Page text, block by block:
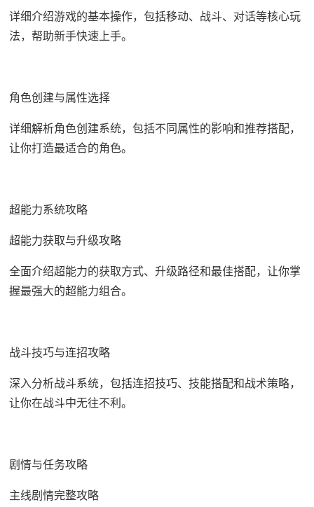
详细介绍游戏的基本操作，包括移动、战斗、对话等核心玩
法，帮助新手快速上手。
角色创建与属性选择
详细解析角色创建系统，包括不同属性的影响和推荐搭配，
让你打造最适合的角色。
超能力系统攻略
超能力获取与升级攻略
全面介绍超能力的获取方式、升级路径和最佳搭配，让你掌
握最强大的超能力组合。
战斗技巧与连招攻略
深入分析战斗系统，包括连招技巧、技能搭配和战术策略，
让你在战斗中无往不利。
剧情与任务攻略
主线剧情完整攻略